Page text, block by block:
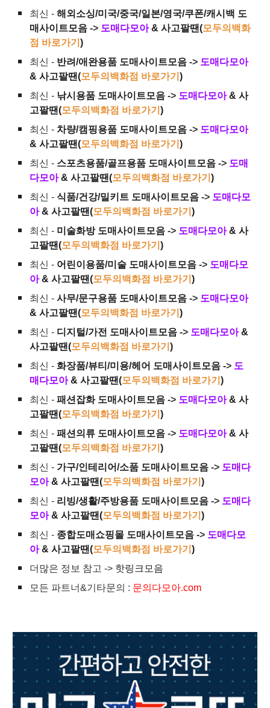
최신 -해외소싱/미국/중국/일본/영국/쿠폰/캐시백 도
매사이트모음 -> 도매다모아 & 사고팔땐(모두의백화
점 바로가기)
최신 - 반려/애완용품 도매사이트모음 -> 도매다모아
& 사고팔땐(모두의백화점 바로가기)
최신 - 낚시용품 도매사이트모음 -> 도매다모아 & 사
고팔땐(모두의백화점 바로가기)
최신 - 차량/캠핑용품 도매사이트모음 -> 도매다모아
& 사고팔땐(모두의백화점 바로가기)
최신 - 스포츠용품/골프용품 도매사이트모음 -> 도매
다모아 & 사고팔땐(모두의백화점 바로가기)
최신 - 식품/건강/밀키트 도매사이트모음 -> 도매다모
아 & 사고팔땐(모두의백화점 바로가기)
최신 - 미술화방 도매사이트모음 -> 도매다모아 & 사
고팔땐(모두의백화점 바로가기)
최신 - 어린이용품/미술 도매사이트모음 -> 도매다모
아 & 사고팔땐(모두의백화점 바로가기)
최신 -사무/문구용품 도매사이트모음 -> 도매다모아
& 사고팔땐(모두의백화점 바로가기)
최신 - 디지털/가전 도매사이트모음 -> 도매다모아 &
사고팔땐(모두의백화점 바로가기)
최신 -화장품/뷰티/미용/헤어 도매사이트모음 -> 도
매다모아 & 사고팔땐(모두의백화점 바로가기)
최신 -패션잡화 도매사이트모음 -> 도매다모아 & 사
고팔땐(모두의백화점 바로가기)
최신 -패션의류 도매사이트모음 -> 도매다모아 & 사
고팔땐(모두의백화점 바로가기)
최신 - 가구/인테리어/소품 도매사이트모음 -> 도매다
모아 & 사고팔땐(모두의백화점 바로가기)
최신 - 리빙/생활/주방용품 도매사이트모음 -> 도매다
모아 & 사고팔땐(모두의백화점 바로가기)
최신 - 종합도매쇼핑몰 도매사이트모음 -> 도매다모
아 & 사고팔땐(모두의백화점 바로가기)
더많은 정보 참고 -> 핫링크모음
모든 파트너&기타문의 : 문의다모아.com